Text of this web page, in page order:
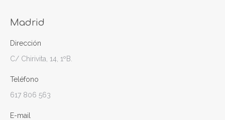
Madrid
Dirección
C/ Chirivita, 14, 1ºB.
Teléfono
617 806 563
E-mail